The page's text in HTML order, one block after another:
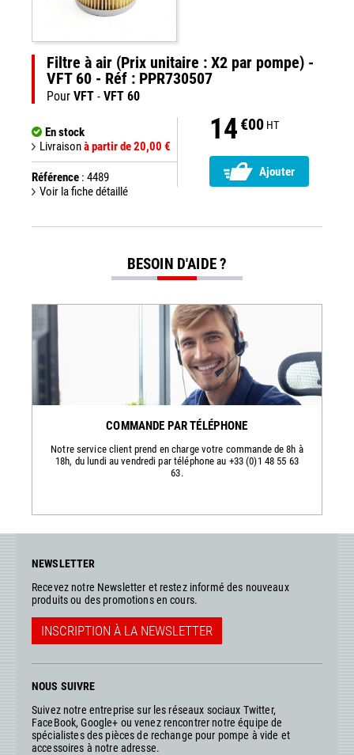
Filtre à air (Prix unitaire : X2 par pompe) -
VFT 60 - Réf : PPR730507
Pour VFT - VFT 60
En stock
Livraisonà partir de 20,00 €
Référence : 4489
Voir la fiche détaillé
14 €00 HT
Ajouter
BESOIN D'AIDE ?
COMMANDE PAR TÉLÉPHONE
Notre service client prend en charge votre commande de 8h à
18h, du lundi au vendredi par téléphone au +33 (0)1 48 55 63
63.
NEWSLETTER
Recevez notre Newsletter et restez informé des nouveaux
produits ou des promotions en cours.
INSCRIPTION À LA NEWSLETTER
NOUS SUIVRE
Suivez notre entreprise sur les réseaux sociaux Twitter,
FaceBook, Google+ ou venez rencontrer notre équipe de
spécialistes des pièces de rechange pour pompe à vide et
accessoires à notre adresse.